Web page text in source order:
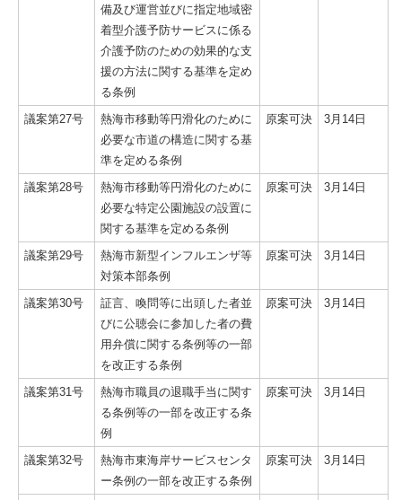
備及び運営並びに指定地域密
着型介護予防サービスに係る
介護予防のための効果的な支
援の方法に関する基準を定め
る条例
議案第27号
熱海市移動等円滑化のために
必要な市道の構造に関する基
準を定める条例
原案可決 3月14日
議案第28号
熱海市移動等円滑化のために
必要な特定公園施設の設置に
関する基準を定める条例
原案可決 3月14日
議案第29号
熱海市新型インフルエンザ等
対策本部条例
原案可決 3月14日
議案第30号
証言、喚問等に出頭した者並
びに公聴会に参加した者の費
用弁償に関する条例等の一部
を改正する条例
原案可決 3月14日
議案第31号
熱海市職員の退職手当に関す
る条例等の一部を改正する条
例
原案可決 3月14日
議案第32号
熱海市東海岸サービスセンタ
ー条例の一部を改正する条例
原案可決 3月14日